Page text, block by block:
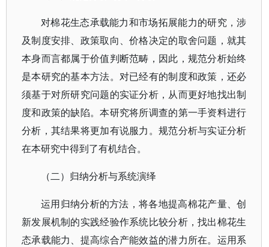
对棉花生态承载能力和市场拓展能力的研究，涉
及制度安排、政策取向、价格决定的取舍问题，就其
本身而言都属于价值判断范畴，因此，规范分析始终
是本研究的基本方法。对已经有的制度和政策，还必
须基于对所研究问题的实证分析，从而更好地找出制
度和政策的缺陷。本研究将所调查的第一手资料进行
分析，其结果将更加有说服力。规范分析与实证分析
在本研究中得到了有机结合。
（二）归纳分析与系统演绎
运用归纳分析的方法，将各地提高棉花产量、创
新发展机制的实践经验作系统比较分析，找出棉花生
态承载能力、提高综合产能效益的潜力所在。运用系